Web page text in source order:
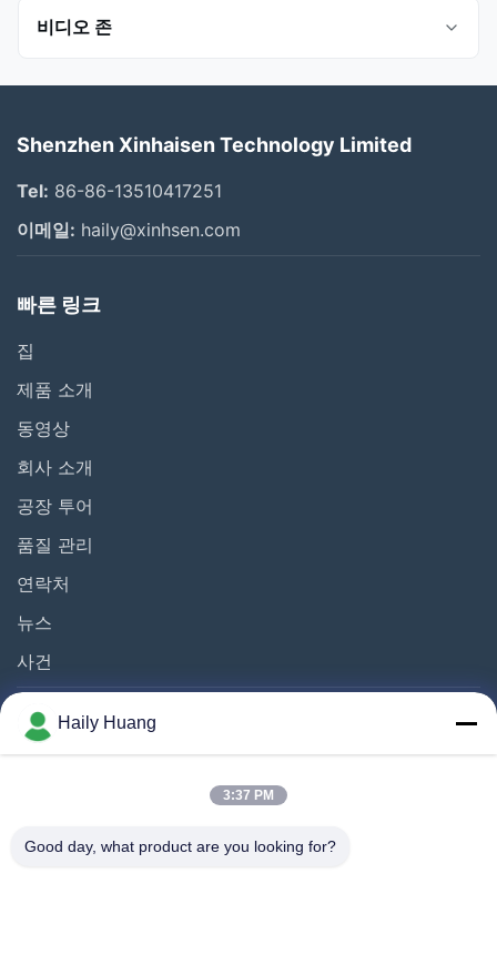
비디오 존
Photo Chemical Etching
필터 메쉬
스피커 그릴
시계 다이얼
다른 비디오
Shenzhen Xinhaisen Technology Limited
Tel: 86-86-13510417251
이메일: haily@xinhsen.com
빠른 링크
집
제품 소개
동영상
회사 소개
공장 투어
품질 관리
연락처
뉴스
사건
따라와
Haily Huang
3:37 PM
Good day, what product are you looking for?